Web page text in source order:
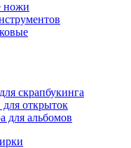
ножи
скрапбукинга
для открыток
для альбомов